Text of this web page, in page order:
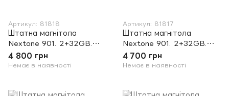
Артикул: 81818
Штатна магнітола
Nextone 901. 2+32GB.
CARPLAY Toyota Corolla
2006-2013
4 800 грн
Немає в наявності
Артикул: 81817
Штатна магнітола
Nextone 901. 2+32GB.
CARPLAY Toyota Camry
40 2006-2011
4 700 грн
Немає в наявності